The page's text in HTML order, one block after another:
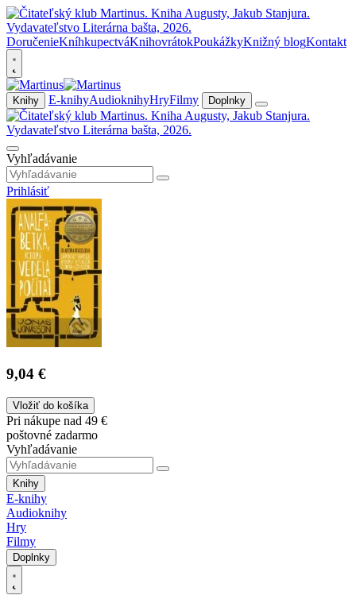
DoručenieKníhkupectváKnihovrátokPoukážkyKnižný blogKontakt
Knihy E-knihyAudioknihyHryFilmy Doplnky
Vyhľadávanie
Prihlásiť
9,04 €
Vložiť do košíka
Pri nákupe nad 49 €
poštovné zadarmo
Vyhľadávanie
Knihy
E-knihy
Audioknihy
Hry
Filmy
Doplnky